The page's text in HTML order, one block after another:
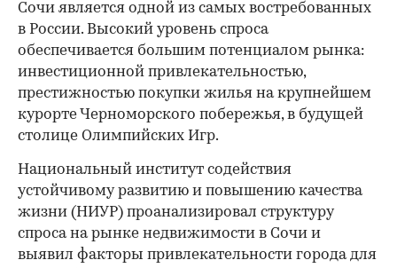
Сочи является одной из самых востребованных
в России. Высокий уровень спроса
обеспечивается большим потенциалом рынка:
инвестиционной привлекательностью,
престижностью покупки жилья на крупнейшем
курорте Черноморского побережья, в будущей
столице Олимпийских Игр.
Национальный институт содействия
устойчивому развитию и повышению качества
жизни (НИУР) проанализировал структуру
спроса на рынке недвижимости в Сочи и
выявил факторы привлекательности города для